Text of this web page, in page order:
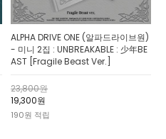
ALPHA DRIVE ONE (알파드라이브원)
- 미니 2집 : UNBREAKABLE : 少年BE
AST [Fragile Beast Ver.]
23,800원
19,300원
190원 적립